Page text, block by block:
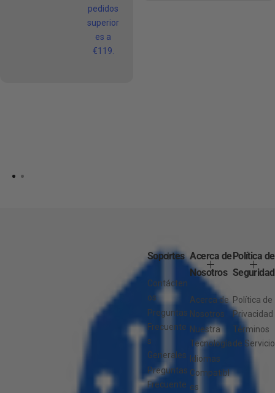
pedidos
superior
es a
€119.
Soportes
Contácten
os
Preguntas
Frecuente
s
Generales
Preguntas
Frecuente
Acerca de
Nosotros
Acerca de
Nosotros
Nuestra
Tecnología
Idiomas
Compatibl
es
Política de
Seguridad
Política de
Privacidad
Términos
de Servicio